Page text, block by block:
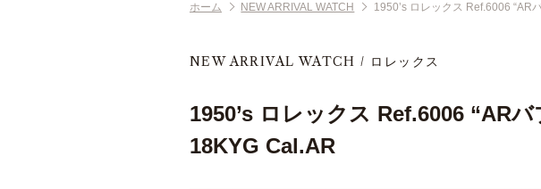
ホーム NEW ARRIVAL WATCH 1950’s ロレックス Ref.6006 “AR
NEW ARRIVAL WATCH ロレックス
1950’s ロレックス Ref.6006 “AR
18KYG Cal.AR